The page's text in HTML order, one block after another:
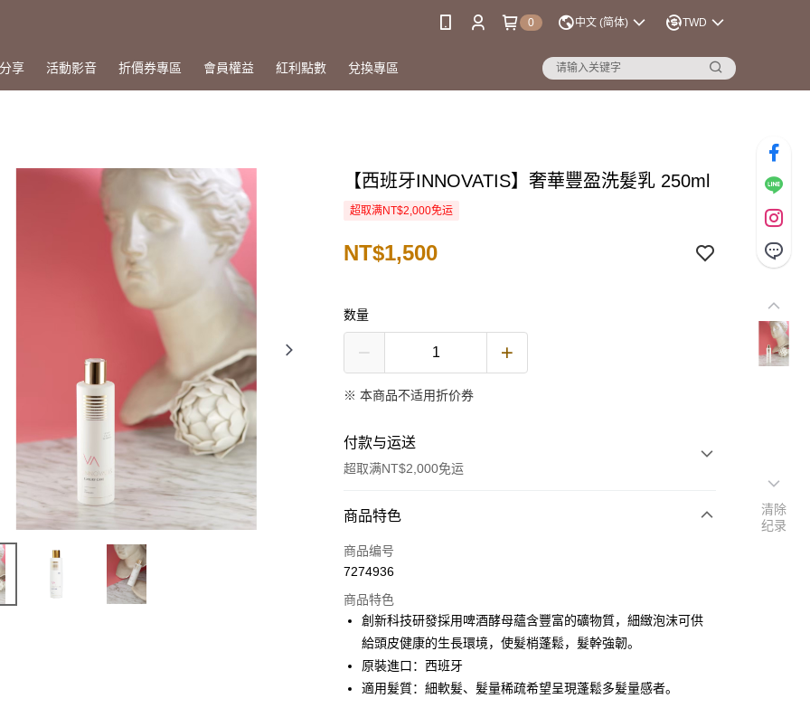
0 中文 (简体) TWD
享 活動影音 折價券專區 會員權益 紅利點數 兌換專區
【西班牙INNOVATIS】奢華豐盈洗髮乳 250ml
超取满NT$2,000免运
NT$1,500
数量
※ 本商品不适用折价券
付款与运送
超取满NT$2,000免运
付款方式
信用卡一次付款
3期 0利率，每期 NT$500 21家银行
合作金库商业银行
第一商业银行
华南商业银行
国泰世华商业银行
兆丰国际商业银行
6期 0利率，每期NT$250
合作金库商业银行
华南商业银行
彰化商业银行
超商取货付款
商品特色
商品编号
7274936
商品特色
創新科技研發採用啤酒酵母蘊含豐富的礦物質，細緻泡沫可供
給頭皮健康的生長環境，使髮梢蓬鬆，髮幹強韌。
原裝進口：西班牙
適⽤髮質：細軟髮、髮量稀疏希望呈現蓬鬆多髮量感者。
清除
纪录